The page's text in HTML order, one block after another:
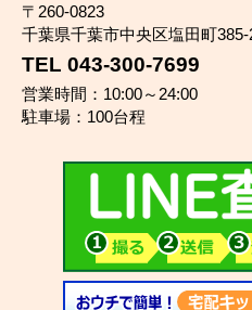
〒260-0823
千葉県千葉市中央区塩田町385-
TEL 043-300-7699
営業時間：10:00～24:00
駐車場：100台程